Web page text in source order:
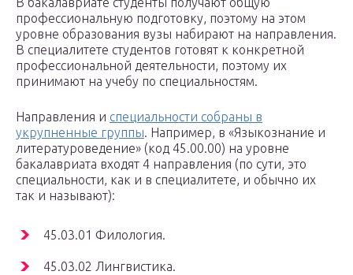
профессиональную подготовку, поэтому на этом
уровне образования вузы набирают на направления.
В специалитете студентов готовят к конкретной
профессиональной деятельности, поэтому их
принимают на учебу по специальностям.
Направления и специальности собраны в
укрупненные группы. Например, в «Языкознание и
литературоведение» (код 45.00.00) на уровне
бакалавриата входят 4 направления (по сути, это
специальности, как и в специалитете, и обычно их
так и называют):
45.03.01 Филология.
45.03.02 Лингвистика.